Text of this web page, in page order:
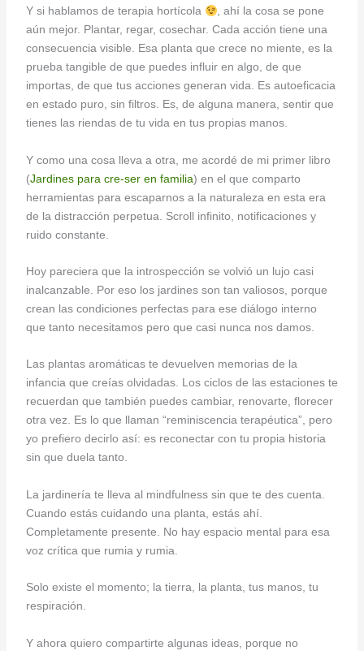
Y si hablamos de terapia hortícola
, ahí la cosa se pone
aún mejor. Plantar, regar, cosechar. Cada acción tiene una
consecuencia visible. Esa planta que crece no miente, es la
prueba tangible de que puedes influir en algo, de que
importas, de que tus acciones generan vida. Es autoeficacia
en estado puro, sin filtros. Es, de alguna manera, sentir que
tienes las riendas de tu vida en tus propias manos.
Y como una cosa lleva a otra, me acordé de mi primer libro
(Jardines para cre-ser en familia) en el que comparto
herramientas para escaparnos a la naturaleza en esta era
de la distracción perpetua. Scroll infinito, notificaciones y
ruido constante.
Hoy pareciera que la introspección se volvió un lujo casi
inalcanzable. Por eso los jardines son tan valiosos, porque
crean las condiciones perfectas para ese diálogo interno
que tanto necesitamos pero que casi nunca nos damos.
Las plantas aromáticas te devuelven memorias de la
infancia que creías olvidadas. Los ciclos de las estaciones te
recuerdan que también puedes cambiar, renovarte, florecer
otra vez. Es lo que llaman “reminiscencia terapéutica”, pero
yo prefiero decirlo así: es reconectar con tu propia historia
sin que duela tanto.
La jardinería te lleva al mindfulness sin que te des cuenta.
Cuando estás cuidando una planta, estás ahí.
Completamente presente. No hay espacio mental para esa
voz crítica que rumia y rumia.
Solo existe el momento; la tierra, la planta, tus manos, tu
respiración.
Y ahora quiero compartirte algunas ideas, porque no